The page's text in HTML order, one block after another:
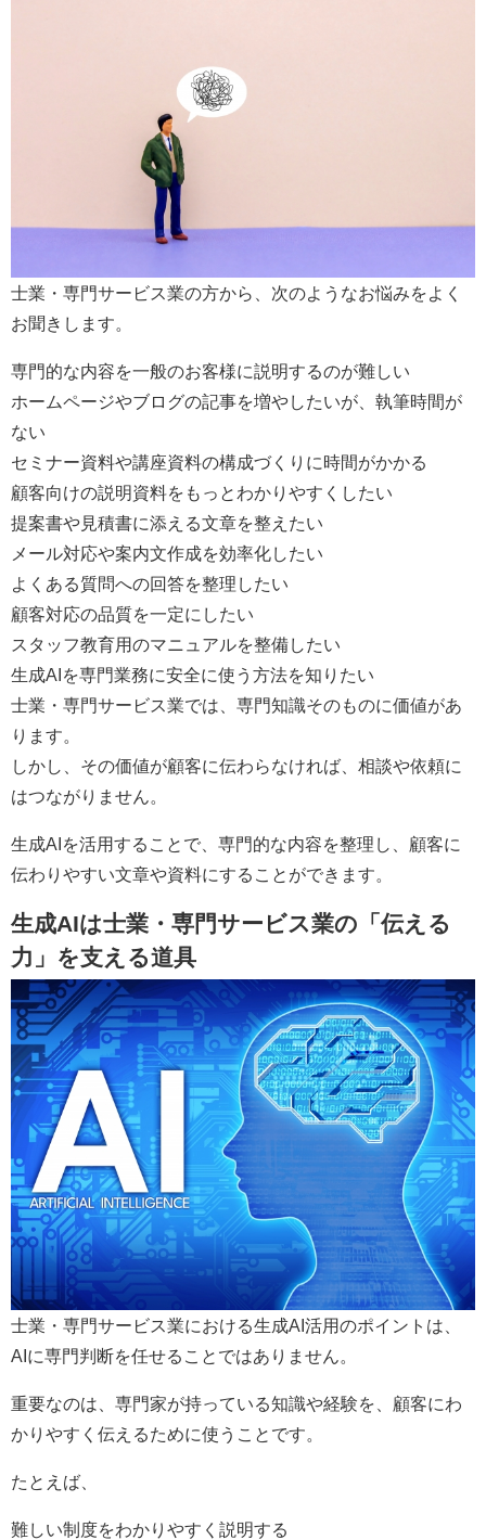
士業・専門サービス業の方から、次のようなお悩みをよく
お聞きします。
専門的な内容を一般のお客様に説明するのが難しい
ホームページやブログの記事を増やしたいが、執筆時間が
ない
セミナー資料や講座資料の構成づくりに時間がかかる
顧客向けの説明資料をもっとわかりやすくしたい
提案書や見積書に添える文章を整えたい
メール対応や案内文作成を効率化したい
よくある質問への回答を整理したい
顧客対応の品質を一定にしたい
スタッフ教育用のマニュアルを整備したい
生成AIを専門業務に安全に使う方法を知りたい
士業・専門サービス業では、専門知識そのものに価値があ
ります。
しかし、その価値が顧客に伝わらなければ、相談や依頼に
はつながりません。
生成AIを活用することで、専門的な内容を整理し、顧客に
伝わりやすい文章や資料にすることができます。
生成AIは士業・専門サービス業の「伝える
力」を支える道具
士業・専門サービス業における生成AI活用のポイントは、
AIに専門判断を任せることではありません。
重要なのは、専門家が持っている知識や経験を、顧客にわ
かりやすく伝えるために使うことです。
たとえば、
難しい制度をわかりやすく説明する